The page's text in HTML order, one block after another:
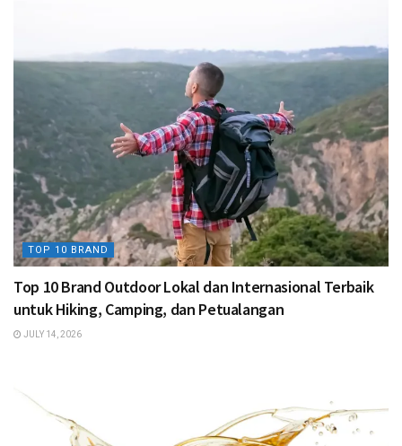
TOP 10 BRAND
Top 10 Brand Outdoor Lokal dan Internasional Terbaik
untuk Hiking, Camping, dan Petualangan
JULY 14, 2026